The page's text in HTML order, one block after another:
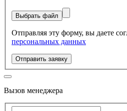
Выбрать файл
Отправляя эту форму, вы даете
персональных данных
Отправить заявку
Вызов менеджера